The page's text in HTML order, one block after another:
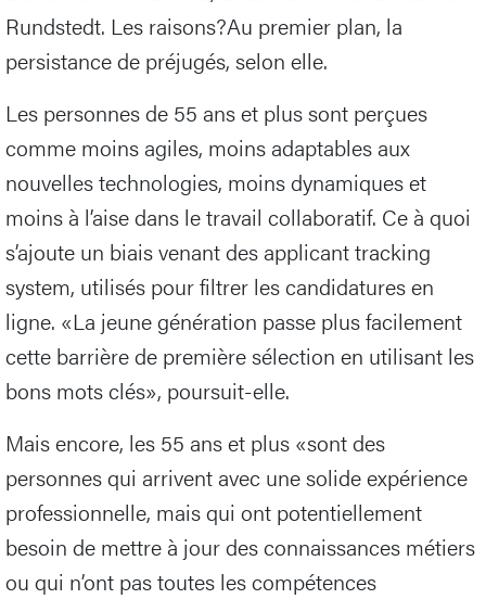
Rundstedt. Les raisons?Au premier plan, la
persistance de préjugés, selon elle.
Les personnes de 55 ans et plus sont perçues
comme moins agiles, moins adaptables aux
nouvelles technologies, moins dynamiques et
moins à l’aise dans le travail collaboratif. Ce à quoi
s’ajoute un biais venant des applicant tracking
system, utilisés pour filtrer les candidatures en
ligne. «La jeune génération passe plus facilement
cette barrière de première sélection en utilisant les
bons mots clés», poursuit-elle.
Mais encore, les 55 ans et plus «sont des
personnes qui arrivent avec une solide expérience
professionnelle, mais qui ont potentiellement
besoin de mettre à jour des connaissances métiers
ou qui n’ont pas toutes les compétences